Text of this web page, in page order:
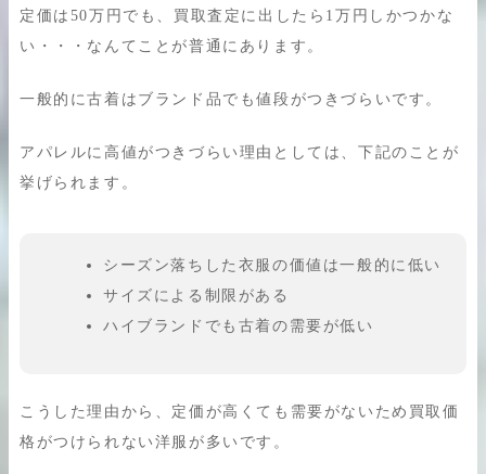
定価は50万円でも、買取査定に出したら1万円しかつかな
い・・・なんてことが普通にあります。
一般的に古着はブランド品でも値段がつきづらいです。
アパレルに高値がつきづらい理由としては、下記のことが
挙げられます。
シーズン落ちした衣服の価値は一般的に低い
サイズによる制限がある
ハイブランドでも古着の需要が低い
こうした理由から、定価が高くても需要がないため買取価
格がつけられない洋服が多いです。